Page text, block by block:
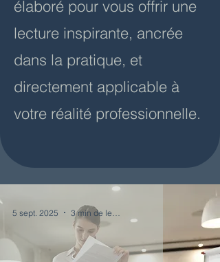
élaboré pour vous offrir une
lecture inspirante, ancrée
dans la pratique, et
directement applicable à
votre réalité professionnelle.
5 sept. 2025